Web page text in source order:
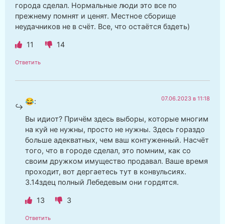
города сделал. Нормальные люди это все по
прежнему помнят и ценят. Местное сборище
неудачников не в счёт. Все, что остаётся бздеть)
11 14
Ответить
😂: 07.06.2023 в 11:18
Вы идиот? Причём здесь выборы, которые многим
на куй не нужны, просто не нужны. Здесь гораздо
больше адекватных, чем ваш контуженный. Насчёт
того, что в городе сделал, это помним, как со
своим дружком имущество продавал. Ваше время
проходит, вот дергаетесь тут в конвульсиях.
3.14здец полный Лебедевым они гордятся.
13 3
Ответить